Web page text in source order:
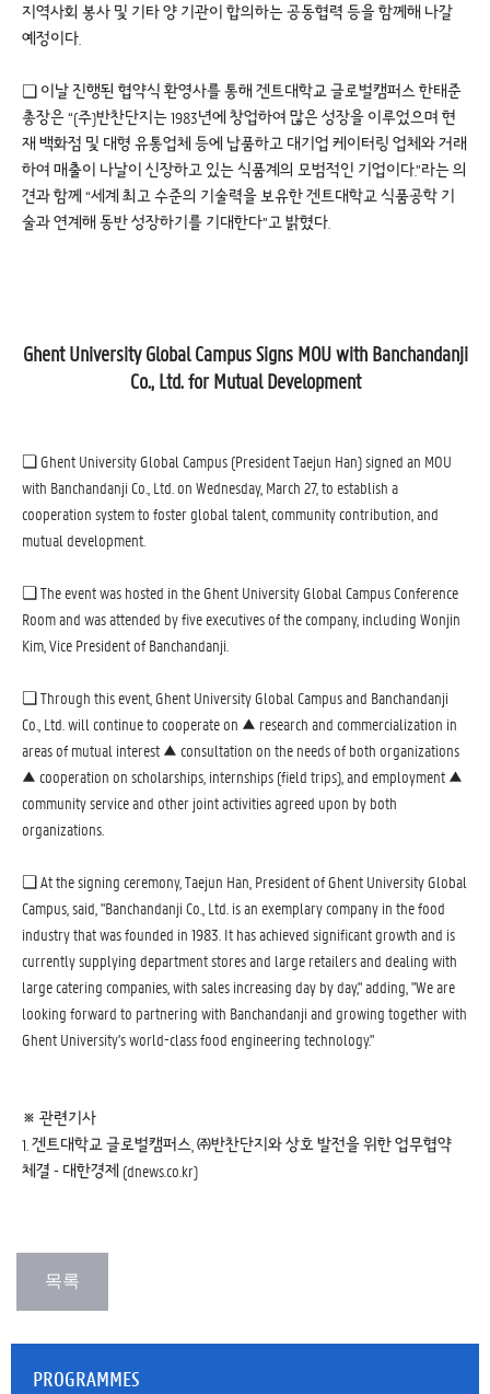
지역사회 봉사 및 기타 양 기관이 합의하는 공동협력 등을 함께해 나갈
예정이다.
❏ 이날 진행된 협약식 환영사를 통해 겐트대학교 글로벌캠퍼스 한태준
총장은 “(주)반찬단지는 1983년에 창업하여 많은 성장을 이루었으며 현
재 백화점 및 대형 유통업체 등에 납품하고 대기업 케이터링 업체와 거래
하여 매출이 나날이 신장하고 있는 식품계의 모범적인 기업이다.”라는 의
견과 함께 “세계 최고 수준의 기술력을 보유한 겐트대학교 식품공학 기
술과 연계해 동반 성장하기를 기대한다”고 밝혔다.
Ghent University Global Campus Signs MOU with Banchandanji
Co., Ltd. for Mutual Development
❏ Ghent University Global Campus (President Taejun Han) signed an MOU
with Banchandanji Co., Ltd. on Wednesday, March 27, to establish a
cooperation system to foster global talent, community contribution, and
mutual development.
❏ The event was hosted in the Ghent University Global Campus Conference
Room and was attended by five executives of the company, including Wonjin
Kim, Vice President of Banchandanji.
❏ Through this event, Ghent University Global Campus and Banchandanji
Co., Ltd. will continue to cooperate on ▲ research and commercialization in
areas of mutual interest ▲ consultation on the needs of both organizations
▲ cooperation on scholarships, internships (field trips), and employment ▲
community service and other joint activities agreed upon by both
organizations.
❏ At the signing ceremony, Taejun Han, President of Ghent University Global
Campus, said, "Banchandanji Co., Ltd. is an exemplary company in the food
industry that was founded in 1983. It has achieved significant growth and is
currently supplying department stores and large retailers and dealing with
large catering companies, with sales increasing day by day," adding, "We are
looking forward to partnering with Banchandanji and growing together with
Ghent University's world-class food engineering technology."
※ 관련기사
1.겐트대학교 글로벌캠퍼스, ㈜반찬단지와 상호 발전을 위한 업무협약
체결 - 대한경제 (dnews.co.kr)
PROGRAMMES